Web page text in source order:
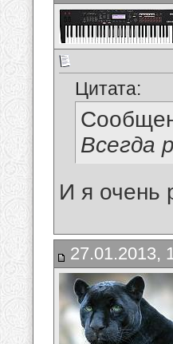
Цитата:
Всегда
И я очень
27.01.2013,